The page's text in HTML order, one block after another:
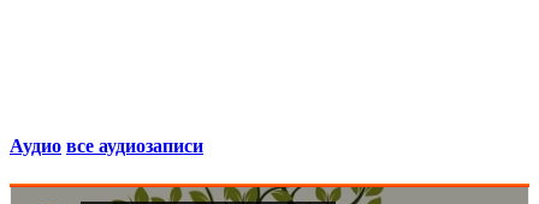
Аудио все аудиозаписи